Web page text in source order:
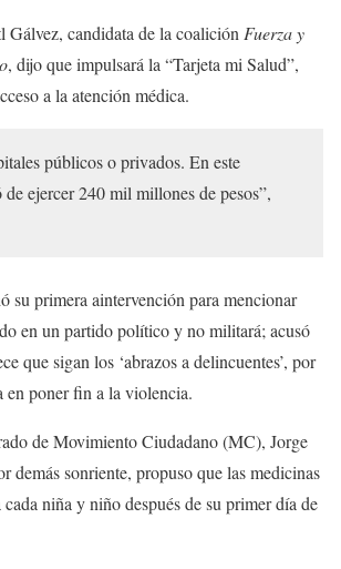
Gálvez, candidata de la coalición Fuerza y
, dijo que impulsará la “Tarjeta mi Salud”,
a la atención médica.
públicos o privados. En este
ejercer 240 mil millones de pesos”,
su primera aintervención para mencionar
en un partido político y no militará; acusó
que sigan los ‘abrazos a delincuentes’, por
en poner fin a la violencia.
de Movimiento Ciudadano (MC), Jorge
demás sonriente, propuso que las medicinas
cada niña y niño después de su primer día de